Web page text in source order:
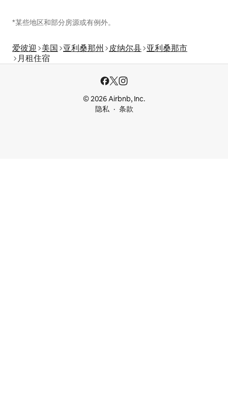
*某些地区和部分房源或有例外。
爱彼迎 美国 亚利桑那州 皮纳尔县 亚利桑那市
月租住宿
© 2026 Airbnb, Inc.
隐私
条款